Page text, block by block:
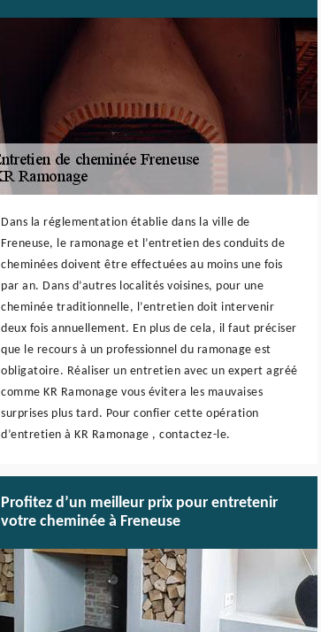
Dans la réglementation établie dans la ville de
Freneuse, le ramonage et l’entretien des conduits de
cheminées doivent être effectuées au moins une fois
par an. Dans d’autres localités voisines, pour une
cheminée traditionnelle, l’entretien doit intervenir
deux fois annuellement. En plus de cela, il faut préciser
que le recours à un professionnel du ramonage est
obligatoire. Réaliser un entretien avec un expert agréé
comme KR Ramonage vous évitera les mauvaises
surprises plus tard. Pour confier cette opération
d’entretien à KR Ramonage , contactez-le.
Profitez d’un meilleur prix pour entretenir
votre cheminée à Freneuse